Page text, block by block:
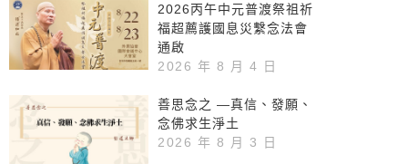
2026丙午中元普渡祭祖祈
福超薦護國息災繫念法會
通啟
2026 年 8 月 4 日
善思念之 —真信、發願、
念佛求生淨土
2026 年 8 月 3 日